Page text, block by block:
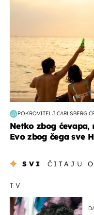
POKROVITELJ CARLSBERG
Netko zbog
Evo zbog čega sve
SVI ČITAJU
TV